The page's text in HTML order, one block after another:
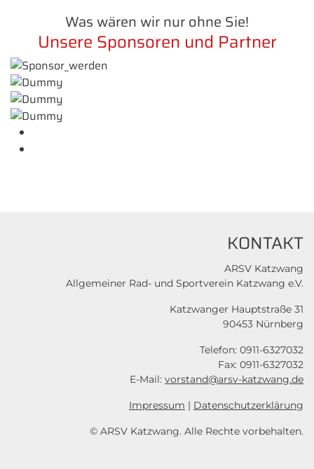
Was wären wir nur ohne Sie!
Unsere Sponsoren und Partner
KONTAKT
ARSV Katzwang
Allgemeiner Rad- und Sportverein Katzwang e.V.
Katzwanger Hauptstraße 31
90453 Nürnberg
Telefon: 0911-6327032
Fax: 0911-6327032
E-Mail: vorstand@arsv-katzwang.de
Impressum | Datenschutzerklärung
© ARSV Katzwang. Alle Rechte vorbehalten.